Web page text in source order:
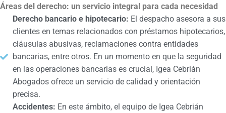
Áreas del derecho: un servicio integral para cada necesidad
Derecho bancario e hipotecario: El despacho asesora a sus
clientes en temas relacionados con préstamos hipotecarios,
cláusulas abusivas, reclamaciones contra entidades
bancarias, entre otros. En un momento en que la seguridad
en las operaciones bancarias es crucial, Igea Cebrián
Abogados ofrece un servicio de calidad y orientación
precisa.
Accidentes: En este ámbito, el equipo de Igea Cebrián